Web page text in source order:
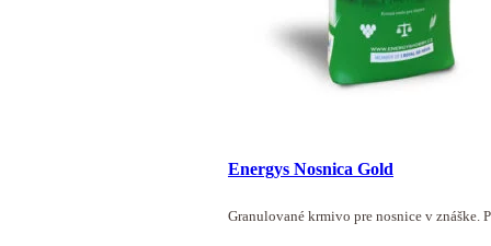
Energys Nosnica Gold
Granulované krmivo pre nosnice v znáške.